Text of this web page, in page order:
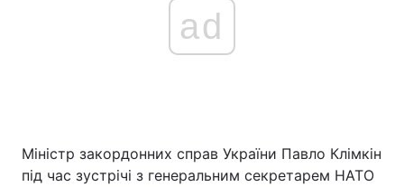
ad
Міністр закордонних справ України Павло Клімкін
під час зустрічі з генеральним секретарем НАТО